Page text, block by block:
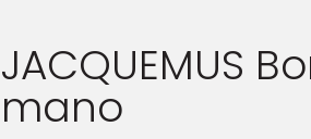
JACQUEMUS
mano